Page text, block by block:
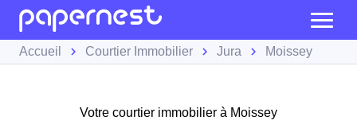
Accueil Courtier Immobilier Jura Moissey
Votre courtier immobilier à Moissey